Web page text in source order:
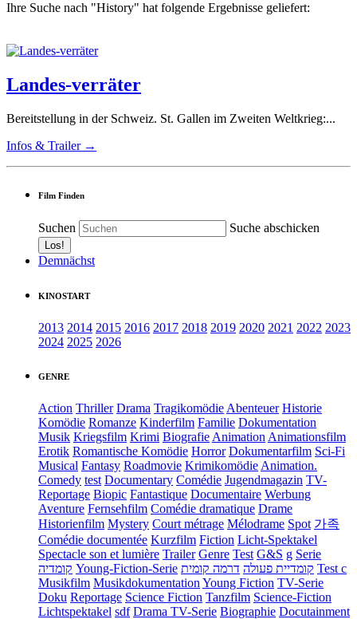
Ihre Suche nach "History" hat folgende Ergebnisse geliefert:
Landes-verräter
Bereitstellung in der Schweiz. St. Gallen im Zweiten Weltkrieg:...
Infos & Trailer →
Film Finden
Suchen Suche abschicken
Demnächst
KINOSTART
2013 2014 2015 2016 2017 2018 2019 2020 2021 2022 2023
2024 2025 2026
GENRE
Action Thriller Drama TragikomödieAbenteuer Historie
Komödie Romanze Kinderfilm Familie Dokumentation
Musik Kriegsfilm Krimi BiografieAnimationAnimationsfilm
Erotik Romantische Komödie Horror Dokumentarfilm Sci-Fi
Musical Fantasy Roadmovie KrimikomödieAnimation.
Comedy test Documentary Comédie Jugendmagazin TV-
Reportage Biopic Fantastique Documentaire Werbung
Aventure Fernsehfilm Comédie dramatique Drame
Historienfilm Mystery Court métrage Mélodrame Spot 가족
Comédie documentée Kurzfilm Fiction Licht-Spektakel
Spectacle son et lumière Trailer Genre Test G&S g Serie
קומדיה Young-Fiction-Serie קומדיית פעולה דרמה קומית
Test c
Musikfilm MusikdokumentationYoung Fiction TV-Serie
Doku Reportage Science Fiction Tanzfilm Science-Fiction
Lichtspektakel sdf Drama TV-Serie Biographie Docutainment